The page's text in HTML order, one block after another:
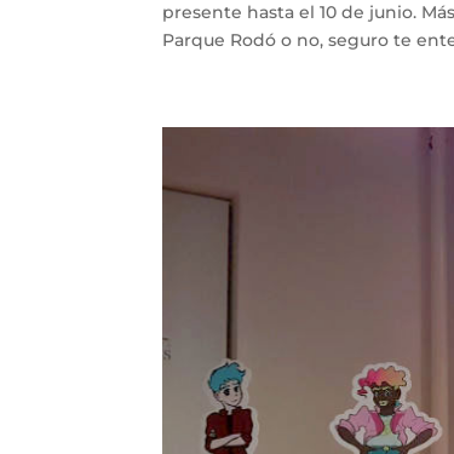
presente hasta el 10 de junio.
Parque Rodó o no, seguro te